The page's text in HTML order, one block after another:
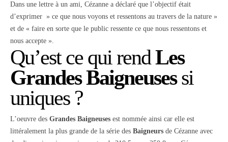
Dans une lettre à un ami, Cézanne a déclaré que l’objectif était
d’exprimer » ce que nous voyons et ressentons au travers de la nature »
et de « faire en sorte que le public ressente ce que nous ressentons et
nous accepte ».
Qu’est ce qui rendLes
Grandes Baigneusessi
uniques ?
L’oeuvre des Grandes Baigneuses est nommée ainsi car elle est
littéralement la plus grande de la série des Baigneurs de Cézanne avec